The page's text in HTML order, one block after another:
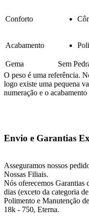
Conforto
Acabamento
Gema
Sem
O peso é uma referência.
logo existe uma pequena
numeração e o acabamento
Envio e Garantias
Asseguramos nossos
Nossas Filiais.
Nós oferecemos Garantias
dias (exceto da categoria
Polimento e Manutenção
18k - 750, Eterna.